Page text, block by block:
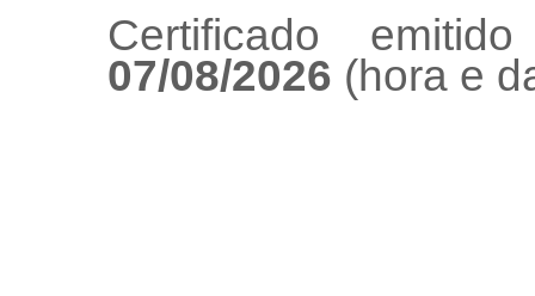
Certificado
07/08/2026 (hora e